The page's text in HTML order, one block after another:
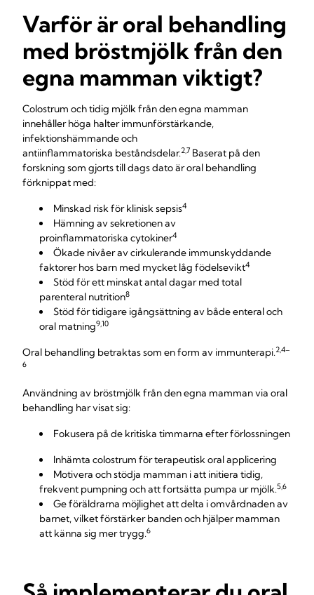
Varför är oral behandling
med bröstmjölk från den
egna mamman viktigt?
Colostrum och tidig mjölk från den egna mamman
innehåller höga halter immunförstärkande,
infektionshämmande och
antiinflammatoriska beståndsdelar.2,7 Baserat på den
forskning som gjorts till dags dato är oral behandling
förknippat med:
Minskad risk för klinisk sepsis4
Hämning av sekretionen av
proinflammatoriska cytokiner4
Ökade nivåer av cirkulerande immunskyddande
faktorer hos barn med mycket låg födelsevikt4
Stöd för ett minskat antal dagar med total
parenteral nutrition8
Stöd för tidigare igångsättning av både enteral och
oral matning9,10
Oral behandling betraktas som en form av immunterapi.2,4–
6
Användning av bröstmjölk från den egna mamman via oral
behandling har visat sig:
Fokusera på de kritiska timmarna efter förlossningen
Inhämta colostrum för terapeutisk oral applicering
Motivera och stödja mamman i att initiera tidig,
frekvent pumpning och att fortsätta pumpa ur mjölk.5,6
Ge föräldrarna möjlighet att delta i omvårdnaden av
barnet, vilket förstärker banden och hjälper mamman
att känna sig mer trygg.6